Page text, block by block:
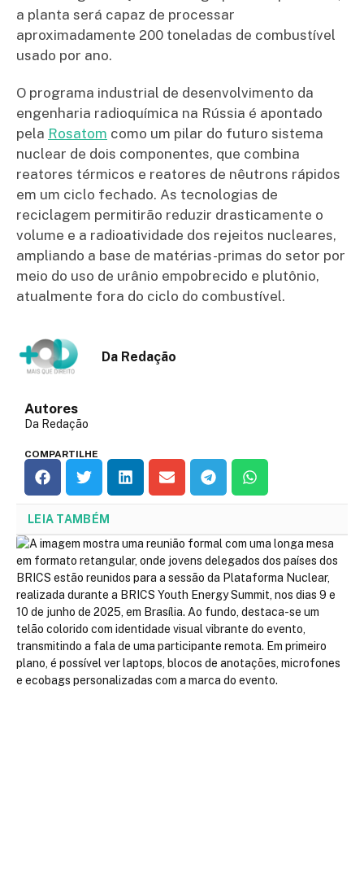
a planta será capaz de processar
aproximadamente 200 toneladas de combustível
usado por ano.
O programa industrial de desenvolvimento da
engenharia radioquímica na Rússia é apontado
pela Rosatom como um pilar do futuro sistema
nuclear de dois componentes, que combina
reatores térmicos e reatores de nêutrons rápidos
em um ciclo fechado. As tecnologias de
reciclagem permitirão reduzir drasticamente o
volume e a radioatividade dos rejeitos nucleares,
ampliando a base de matérias-primas do setor por
meio do uso de urânio empobrecido e plutônio,
atualmente fora do ciclo do combustível.
Da Redação
Autores
Da Redação
COMPARTILHE
LEIA TAMBÉM